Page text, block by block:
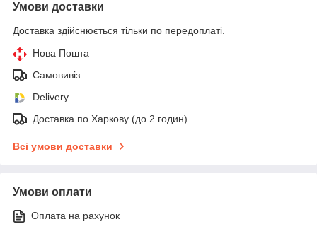
Умови доставки
Доставка здійснюється тільки по передоплаті.
Нова Пошта
Самовивіз
Delivery
Доставка по Харкову (до 2 годин)
Всі умови доставки
Умови оплати
Оплата на рахунок